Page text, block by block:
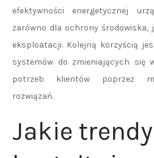
efektywności energetycznej
zarówno dla ochrony środowiska,
eksploatacji. Kolejną korzyścią
systemów do zmieniających się
potrzeb klientów poprzez
rozwiązań.
Jakie trendy